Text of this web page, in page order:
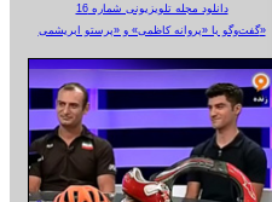
دانلود مجله تلویزیونی شماره 16
گفت‌وگو با «پروانه کاظمی» و «پرستو‌ ابریشمی»